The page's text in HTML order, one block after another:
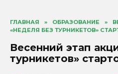
ГЛАВНАЯ » ОБРАЗОВАНИЕ »
«НЕДЕЛЯ БЕЗ ТУРНИКЕТОВ»
Весенний этап
турникетов»